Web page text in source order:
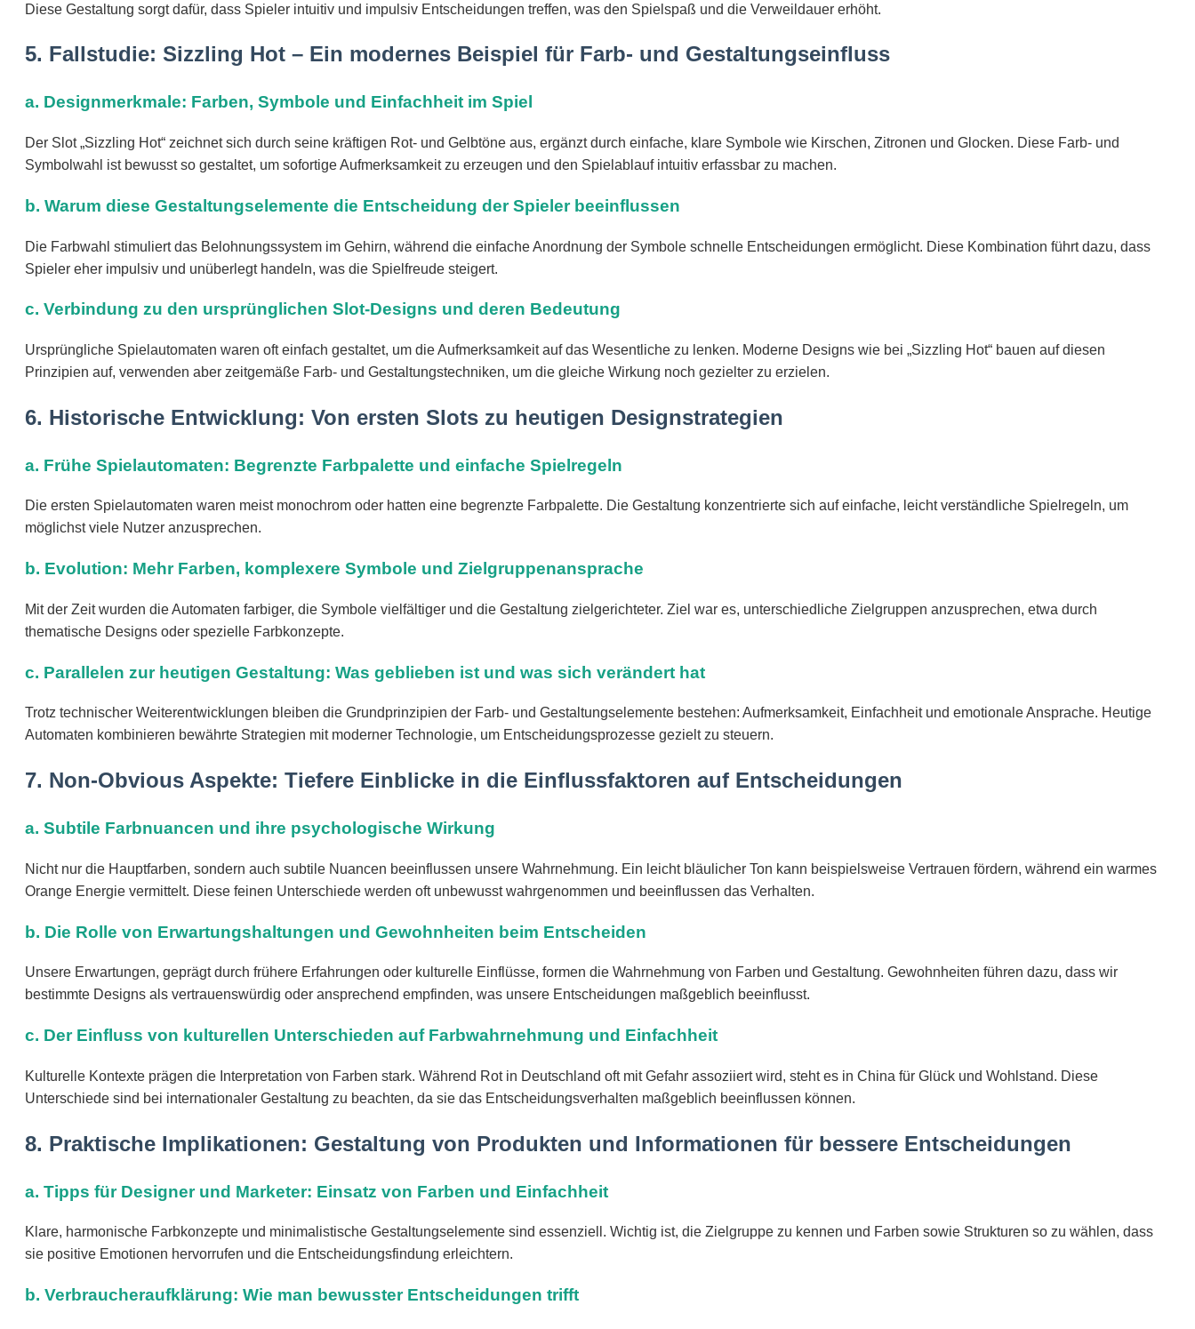
Diese Gestaltung sorgt dafür, dass Spieler intuitiv und impulsiv Entscheidungen treffen, was den Spielspaß und die Verweildauer erhöht.
5. Fallstudie: Sizzling Hot – Ein modernes Beispiel für Farb- und Gestaltungseinfluss
a. Designmerkmale: Farben, Symbole und Einfachheit im Spiel
Der Slot „Sizzling Hot“ zeichnet sich durch seine kräftigen Rot- und Gelbtöne aus, ergänzt durch einfache, klare Symbole wie Kirschen, Zitronen und Glocken. Diese Farb- und
Symbolwahl ist bewusst so gestaltet, um sofortige Aufmerksamkeit zu erzeugen und den Spielablauf intuitiv erfassbar zu machen.
b. Warum diese Gestaltungselemente die Entscheidung der Spieler beeinflussen
Die Farbwahl stimuliert das Belohnungssystem im Gehirn, während die einfache Anordnung der Symbole schnelle Entscheidungen ermöglicht. Diese Kombination führt dazu, dass
Spieler eher impulsiv und unüberlegt handeln, was die Spielfreude steigert.
c. Verbindung zu den ursprünglichen Slot-Designs und deren Bedeutung
Ursprüngliche Spielautomaten waren oft einfach gestaltet, um die Aufmerksamkeit auf das Wesentliche zu lenken. Moderne Designs wie bei „Sizzling Hot“ bauen auf diesen
Prinzipien auf, verwenden aber zeitgemäße Farb- und Gestaltungstechniken, um die gleiche Wirkung noch gezielter zu erzielen.
6. Historische Entwicklung: Von ersten Slots zu heutigen Designstrategien
a. Frühe Spielautomaten: Begrenzte Farbpalette und einfache Spielregeln
Die ersten Spielautomaten waren meist monochrom oder hatten eine begrenzte Farbpalette. Die Gestaltung konzentrierte sich auf einfache, leicht verständliche Spielregeln, um
möglichst viele Nutzer anzusprechen.
b. Evolution: Mehr Farben, komplexere Symbole und Zielgruppenansprache
Mit der Zeit wurden die Automaten farbiger, die Symbole vielfältiger und die Gestaltung zielgerichteter. Ziel war es, unterschiedliche Zielgruppen anzusprechen, etwa durch
thematische Designs oder spezielle Farbkonzepte.
c. Parallelen zur heutigen Gestaltung: Was geblieben ist und was sich verändert hat
Trotz technischer Weiterentwicklungen bleiben die Grundprinzipien der Farb- und Gestaltungselemente bestehen: Aufmerksamkeit, Einfachheit und emotionale Ansprache. Heutige
Automaten kombinieren bewährte Strategien mit moderner Technologie, um Entscheidungsprozesse gezielt zu steuern.
7. Non-Obvious Aspekte: Tiefere Einblicke in die Einflussfaktoren auf Entscheidungen
a. Subtile Farbnuancen und ihre psychologische Wirkung
Nicht nur die Hauptfarben, sondern auch subtile Nuancen beeinflussen unsere Wahrnehmung. Ein leicht bläulicher Ton kann beispielsweise Vertrauen fördern, während ein warmes
Orange Energie vermittelt. Diese feinen Unterschiede werden oft unbewusst wahrgenommen und beeinflussen das Verhalten.
b. Die Rolle von Erwartungshaltungen und Gewohnheiten beim Entscheiden
Unsere Erwartungen, geprägt durch frühere Erfahrungen oder kulturelle Einflüsse, formen die Wahrnehmung von Farben und Gestaltung. Gewohnheiten führen dazu, dass wir
bestimmte Designs als vertrauenswürdig oder ansprechend empfinden, was unsere Entscheidungen maßgeblich beeinflusst.
c. Der Einfluss von kulturellen Unterschieden auf Farbwahrnehmung und Einfachheit
Kulturelle Kontexte prägen die Interpretation von Farben stark. Während Rot in Deutschland oft mit Gefahr assoziiert wird, steht es in China für Glück und Wohlstand. Diese
Unterschiede sind bei internationaler Gestaltung zu beachten, da sie das Entscheidungsverhalten maßgeblich beeinflussen können.
8. Praktische Implikationen: Gestaltung von Produkten und Informationen für bessere Entscheidungen
a. Tipps für Designer und Marketer: Einsatz von Farben und Einfachheit
Klare, harmonische Farbkonzepte und minimalistische Gestaltungselemente sind essenziell. Wichtig ist, die Zielgruppe zu kennen und Farben sowie Strukturen so zu wählen, dass
sie positive Emotionen hervorrufen und die Entscheidungsfindung erleichtern.
b. Verbraucheraufklärung: Wie man bewusster Entscheidungen trifft